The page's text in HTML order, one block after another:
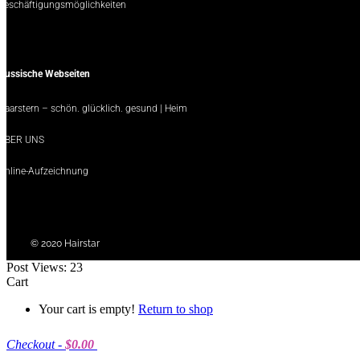
Webseiten
– schön. glücklich. gesund | Heim
UNS
Aufzeichnung
© 2020 Hairstar
Post Views: 23
Cart
Your cart is empty! Return to shop
Checkout - $0.00